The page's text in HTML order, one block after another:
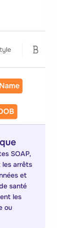
SOAP,
les arrêts
et
santé
les
ou